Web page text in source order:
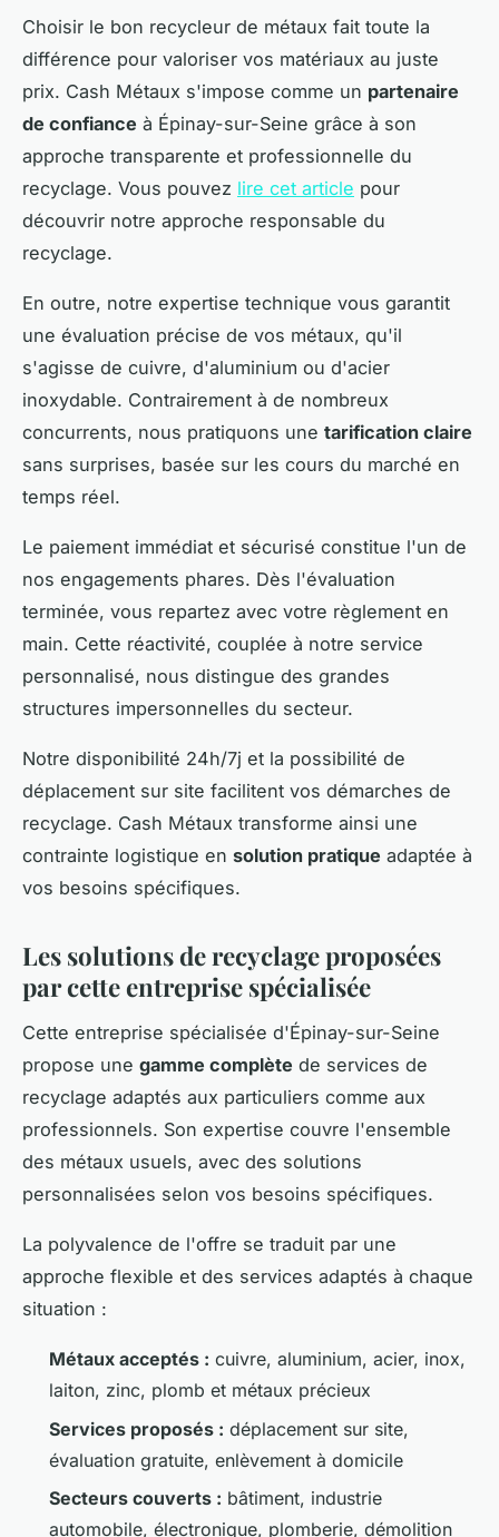
Choisir le bon recycleur de métaux fait toute la
différence pour valoriser vos matériaux au juste
prix. Cash Métaux s'impose comme un partenaire
de confiance à Épinay-sur-Seine grâce à son
approche transparente et professionnelle du
recyclage. Vous pouvez lire cet article pour
découvrir notre approche responsable du
recyclage.
En outre, notre expertise technique vous garantit
une évaluation précise de vos métaux, qu'il
s'agisse de cuivre, d'aluminium ou d'acier
inoxydable. Contrairement à de nombreux
concurrents, nous pratiquons une tarification claire
sans surprises, basée sur les cours du marché en
temps réel.
Le paiement immédiat et sécurisé constitue l'un de
nos engagements phares. Dès l'évaluation
terminée, vous repartez avec votre règlement en
main. Cette réactivité, couplée à notre service
personnalisé, nous distingue des grandes
structures impersonnelles du secteur.
Notre disponibilité 24h/7j et la possibilité de
déplacement sur site facilitent vos démarches de
recyclage. Cash Métaux transforme ainsi une
contrainte logistique en solution pratique adaptée à
vos besoins spécifiques.
Les solutions de recyclage proposées
par cette entreprise spécialisée
Cette entreprise spécialisée d'Épinay-sur-Seine
propose une gamme complète de services de
recyclage adaptés aux particuliers comme aux
professionnels. Son expertise couvre l'ensemble
des métaux usuels, avec des solutions
personnalisées selon vos besoins spécifiques.
La polyvalence de l'offre se traduit par une
approche flexible et des services adaptés à chaque
situation :
Métaux acceptés : cuivre, aluminium, acier, inox,
laiton, zinc, plomb et métaux précieux
Services proposés : déplacement sur site,
évaluation gratuite, enlèvement à domicile
Secteurs couverts : bâtiment, industrie
automobile, électronique, plomberie, démolition